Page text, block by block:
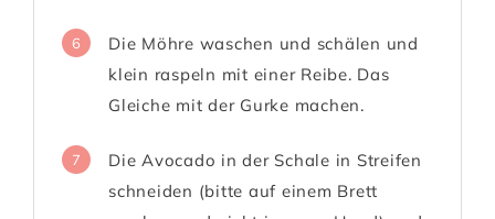
6
Die Möhre waschen und schälen und
klein raspeln mit einer Reibe. Das
Gleiche mit der Gurke machen.
7
Die Avocado in der Schale in Streifen
schneiden (bitte auf einem Brett